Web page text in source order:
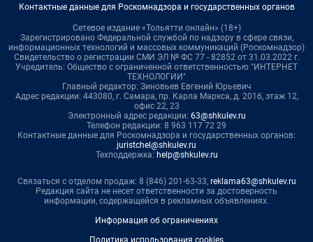
Контактные данные для Роскомнадзора и государственных органов
Сетевое издание «Тольятти онлайн» (18+)
Зарегистрировано Федеральной службой по надзору в сфере связи,
информационных технологий и массовых коммуникаций (Роскомнадзор)
Свидетельство о регистрации СМИ ЭЛ № ФС 77 - 82852 от 31.03.2022 г.
Учредитель: Общество с ограниченной ответственностью "ИНТЕРНЕТ
ТЕХНОЛОГИИ"
Главный редактор: Зиновьев Евгений Юрьевич
Адрес редакции: 443080, г. Самара, пр. Карла Маркса, д. 201б, этаж 12,
офис 22, 23
Электронный адрес редакции: 63@shkulev.ru
Телефон редакции: 8 963 117 72 29
Контактные данные для Роскомнадзора и государственных органов:
juristchel@shkulev.ru
Техподдержка: help@shkulev.ru
Связаться с отделом продаж: 8 (846) 201-63-33, reklama63@shkulev.ru
Редакция сайта не несет ответственности за достоверность
информации, содержащейся в рекламных объявлениях.
Информация об ограничениях